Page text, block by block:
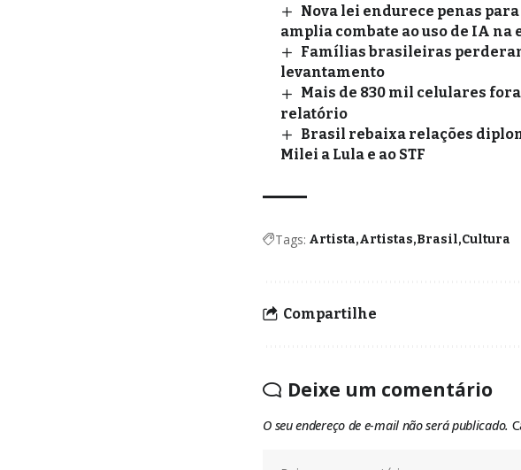
Nova lei endurece penas
amplia combate ao uso de IA
Famílias brasileiras
levantamento
Mais de 830 mil celulares
relatório
Brasil rebaixa relações
Milei a Lula e ao STF
Tags: Artista Artistas Brasil Cultura
Compartilhe
Deixe um comentário
O seu endereço de e-mail não será publicado.